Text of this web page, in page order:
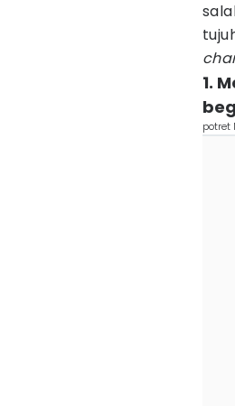
1.
potret